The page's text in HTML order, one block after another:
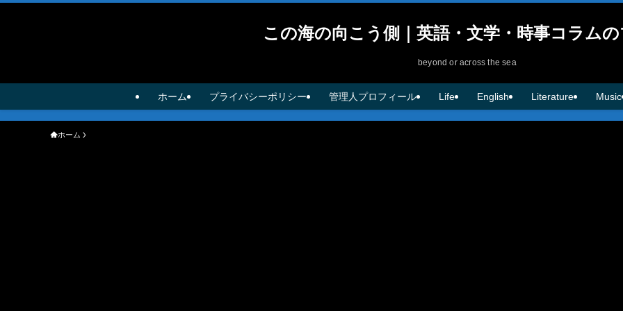
この海の向こう側｜英語・文学・時事コラム
beyond or across the sea
ホーム プライバシーポリシー 管理人プロフィール Life English Literature Music
ホーム